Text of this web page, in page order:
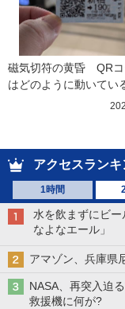
磁気切符の黄昏　QR
はどのように動いてい
アクセスランキ
1時間
水を飲まずにビ
なよなエール」
アマゾン、兵庫県
NASA、再突入迫
救援機に何が?